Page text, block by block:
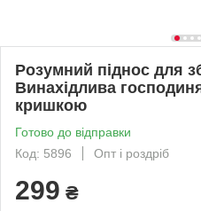
Розумний піднос для
Винахідлива
кришкою
Готово до відправки
Код: 5896
Опт і роздріб
299 ₴